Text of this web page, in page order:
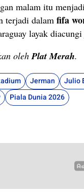
malam itu
terjadi dalam fifa
layak
olehPlat Merah.
Jerman Julio
Piala Dunia 2026